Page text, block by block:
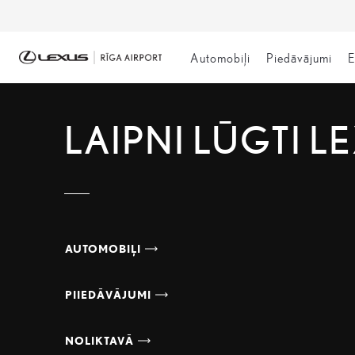
Automobiļi Piedāvājumi
LAIPNI LŪGTI
AUTOMOBIĻI
PIIEDĀVĀJUMI
NOLIKTAVĀ